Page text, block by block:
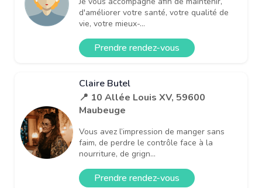
d'améliorer votre santé, votre qualité de
vie, votre mieux-...
Prendre rendez-vous
Claire Butel
📍 10 Allée Louis XV, 59600
Maubeuge
Vous avez l’impression de manger sans
faim, de perdre le contrôle face à la
nourriture, de grign...
Prendre rendez-vous